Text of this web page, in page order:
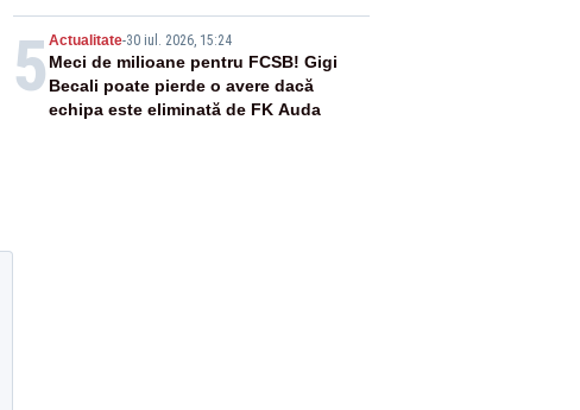
5 Actualitate-30 iul. 2026, 15:24
Meci de milioane pentru FCSB! Gigi
Becali poate pierde o avere dacă
echipa este eliminată de FK Auda